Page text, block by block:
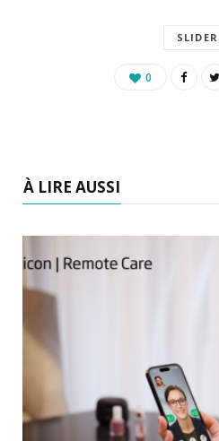
SLIDER
0
À LIRE AUSSI